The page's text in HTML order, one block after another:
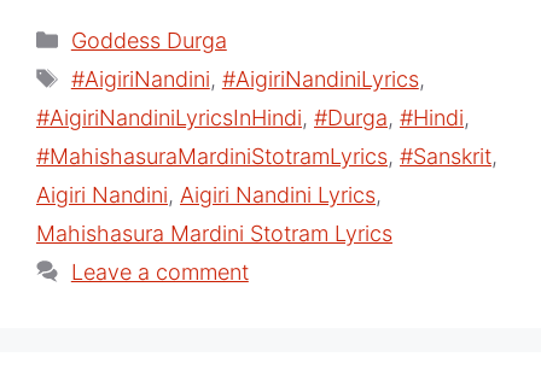
Categories
Goddess Durga
Tags
#AigiriNandini, #AigiriNandiniLyrics,
#AigiriNandiniLyricsInHindi, #Durga, #Hindi,
#MahishasuraMardiniStotramLyrics, #Sanskrit,
Aigiri Nandini, Aigiri Nandini Lyrics,
Mahishasura Mardini Stotram Lyrics
Leave a comment